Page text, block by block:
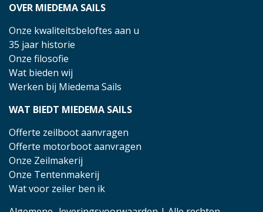
OVER MIEDEMA SAILS
Onze kwaliteitsbeloftes aan u
35 jaar historie
Onze filosofie
Wat bieden wij
Werken bij Miedema Sails
WAT BIEDT MIEDEMA SAILS
Offerte zeilboot aanvragen
Offerte motorboot aanvragen
Onze Zeilmakerij
Onze Tentenmakerij
Wat voor zeiler ben ik